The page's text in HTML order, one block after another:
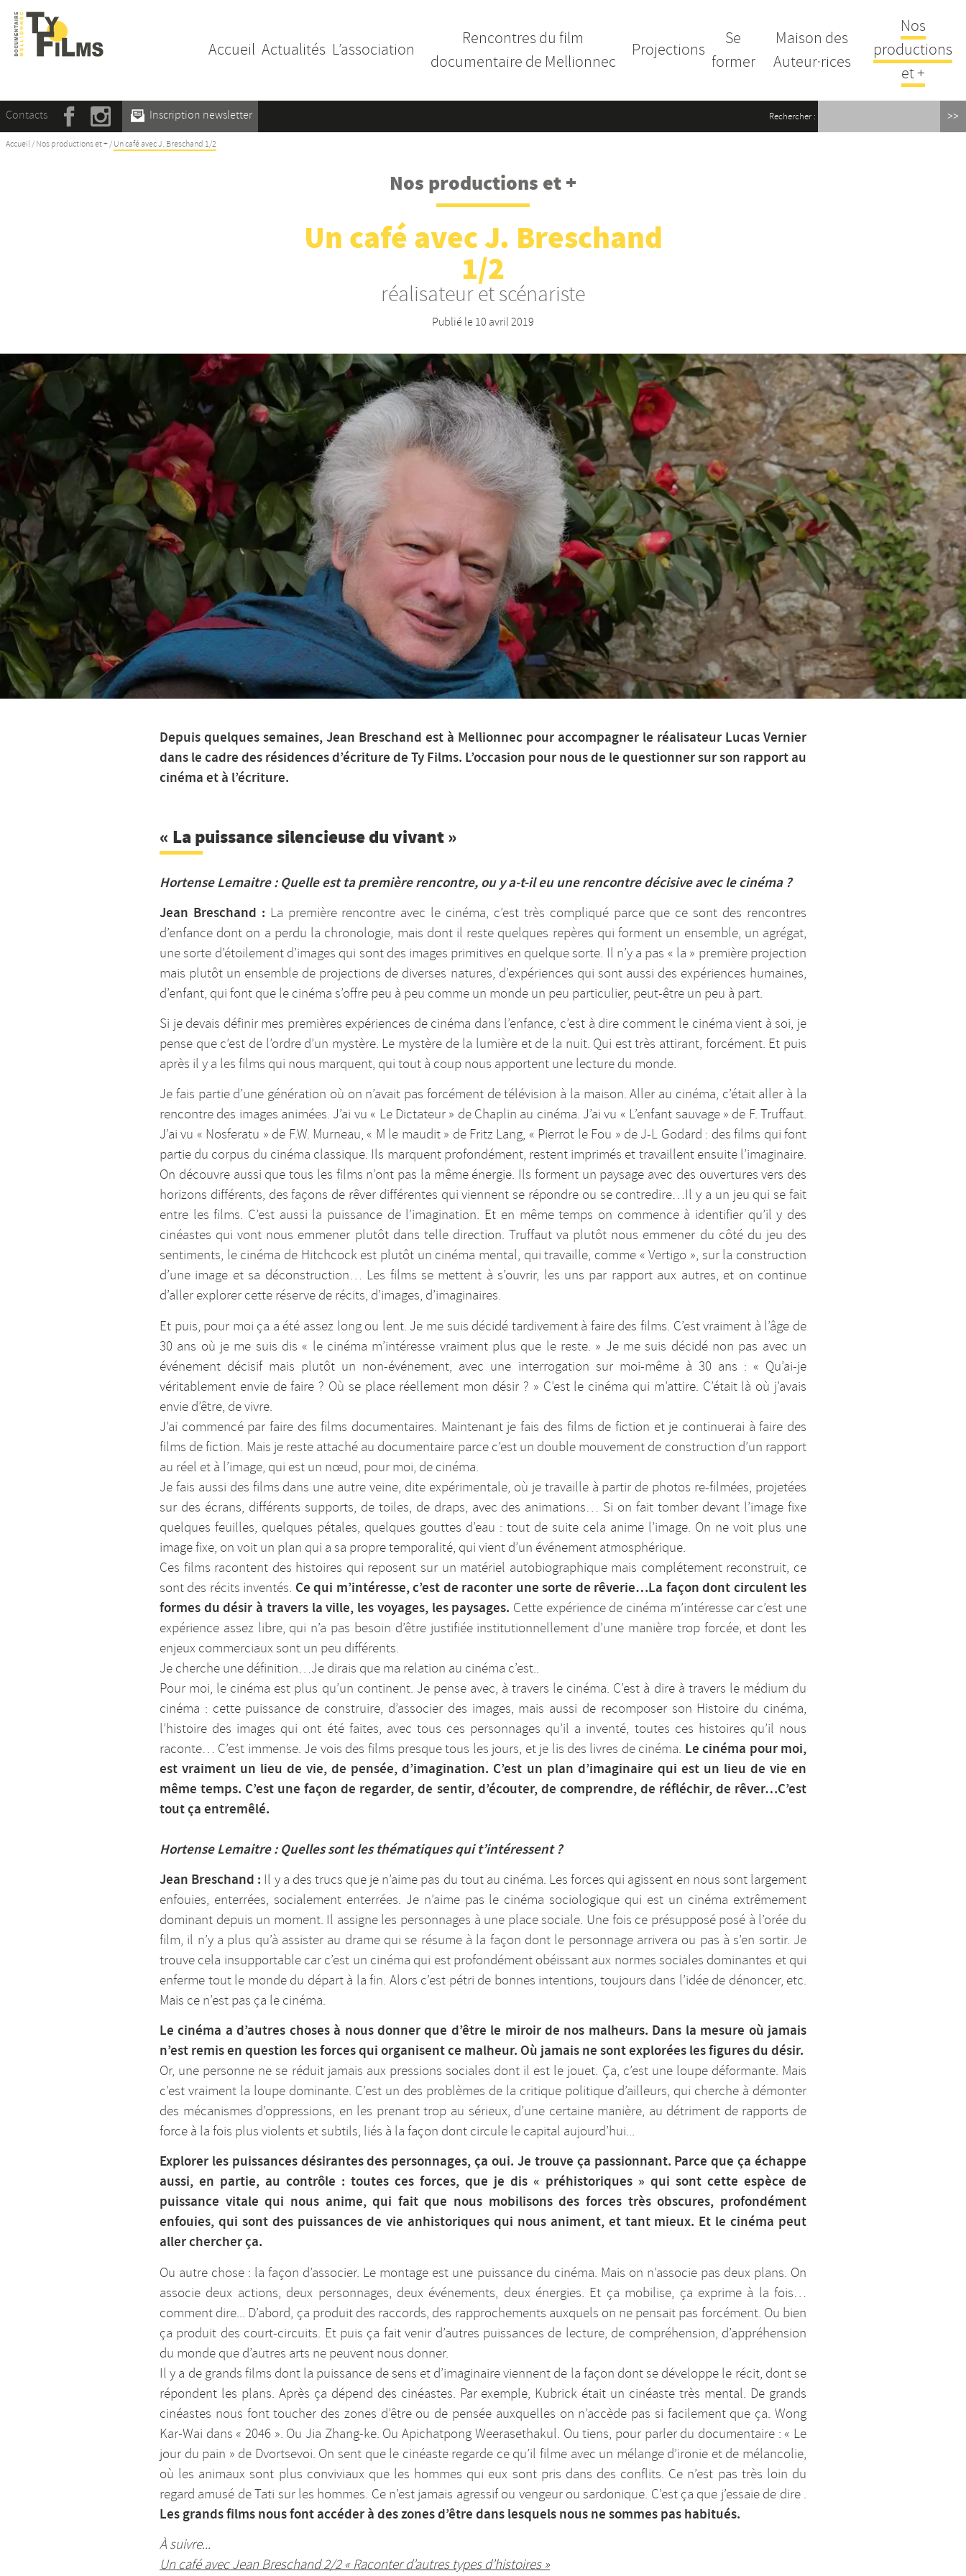
Accueil Actualités L’association
Rencontres du film
documentaire de Mellionnec
Projections
Se
former
Maison des
Auteur·rices
Nos
productions
et +
Contacts Inscription newsletter Rechercher :
Accueil / Nos productions et + / Un café avec J. Breschand 1/2
Nos productions et +
Un café avec J. Breschand
1/2
réalisateur et scénariste
Publié le 10 avril 2019
Depuis quelques semaines, Jean Breschand est à Mellionnec pour accompagner le réalisateur Lucas Vernier
dans le cadre des résidences d’écriture de Ty Films. L’occasion pour nous de le questionner sur son rapport au
cinéma et à l’écriture.
« La puissance silencieuse du vivant »
Hortense Lemaitre : Quelle est ta première rencontre, ou y a-t-il eu une rencontre décisive avec le cinéma ?
Jean Breschand : La première rencontre avec le cinéma, c’est très compliqué parce que ce sont des rencontres
d’enfance dont on a perdu la chronologie, mais dont il reste quelques repères qui forment un ensemble, un agrégat,
une sorte d’étoilement d’images qui sont des images primitives en quelque sorte. Il n’y a pas « la » première projection
mais plutôt un ensemble de projections de diverses natures, d’expériences qui sont aussi des expériences humaines,
d’enfant, qui font que le cinéma s’offre peu à peu comme un monde un peu particulier, peut-être un peu à part.
Si je devais définir mes premières expériences de cinéma dans l’enfance, c’est à dire comment le cinéma vient à soi, je
pense que c’est de l’ordre d’un mystère. Le mystère de la lumière et de la nuit. Qui est très attirant, forcément. Et puis
après il y a les films qui nous marquent, qui tout à coup nous apportent une lecture du monde.
Je fais partie d’une génération où on n’avait pas forcément de télévision à la maison. Aller au cinéma, c’était aller à la
rencontre des images animées. J’ai vu « Le Dictateur » de Chaplin au cinéma. J’ai vu « L’enfant sauvage » de F. Truffaut.
J’ai vu « Nosferatu » de F.W. Murneau, « M le maudit » de Fritz Lang, « Pierrot le Fou » de J-L Godard : des films qui font
partie du corpus du cinéma classique. Ils marquent profondément, restent imprimés et travaillent ensuite l’imaginaire.
On découvre aussi que tous les films n’ont pas la même énergie. Ils forment un paysage avec des ouvertures vers des
horizons différents, des façons de rêver différentes qui viennent se répondre ou se contredire…Il y a un jeu qui se fait
entre les films. C’est aussi la puissance de l’imagination. Et en même temps on commence à identifier qu’il y des
cinéastes qui vont nous emmener plutôt dans telle direction. Truffaut va plutôt nous emmener du côté du jeu des
sentiments, le cinéma de Hitchcock est plutôt un cinéma mental, qui travaille, comme « Vertigo », sur la construction
d’une image et sa déconstruction… Les films se mettent à s’ouvrir, les uns par rapport aux autres, et on continue
d’aller explorer cette réserve de récits, d’images, d’imaginaires.
Et puis, pour moi ça a été assez long ou lent. Je me suis décidé tardivement à faire des films. C’est vraiment à l’âge de
30 ans où je me suis dis « le cinéma m’intéresse vraiment plus que le reste. » Je me suis décidé non pas avec un
événement décisif mais plutôt un non-événement, avec une interrogation sur moi-même à 30 ans : « Qu’ai-je
véritablement envie de faire ? Où se place réellement mon désir ? » C’est le cinéma qui m’attire. C’était là où j’avais
envie d’être, de vivre.
J’ai commencé par faire des films documentaires. Maintenant je fais des films de fiction et je continuerai à faire des
films de fiction. Mais je reste attaché au documentaire parce c’est un double mouvement de construction d’un rapport
au réel et à l’image, qui est un nœud, pour moi, de cinéma.
Je fais aussi des films dans une autre veine, dite expérimentale, où je travaille à partir de photos re-filmées, projetées
sur des écrans, différents supports, de toiles, de draps, avec des animations… Si on fait tomber devant l’image fixe
quelques feuilles, quelques pétales, quelques gouttes d’eau : tout de suite cela anime l’image. On ne voit plus une
image fixe, on voit un plan qui a sa propre temporalité, qui vient d’un événement atmosphérique.
Ces films racontent des histoires qui reposent sur un matériel autobiographique mais complétement reconstruit, ce
sont des récits inventés. Ce qui m’intéresse, c’est de raconter une sorte de rêverie…La façon dont circulent les
formes du désir à travers la ville, les voyages, les paysages. Cette expérience de cinéma m’intéresse car c’est une
expérience assez libre, qui n’a pas besoin d’être justifiée institutionnellement d’une manière trop forcée, et dont les
enjeux commerciaux sont un peu différents.
Je cherche une définition…Je dirais que ma relation au cinéma c’est..
Pour moi, le cinéma est plus qu’un continent. Je pense avec, à travers le cinéma. C’est à dire à travers le médium du
cinéma : cette puissance de construire, d’associer des images, mais aussi de recomposer son Histoire du cinéma,
l’histoire des images qui ont été faites, avec tous ces personnages qu’il a inventé, toutes ces histoires qu’il nous
raconte… C’est immense. Je vois des films presque tous les jours, et je lis des livres de cinéma. Le cinéma pour moi,
est vraiment un lieu de vie, de pensée, d’imagination. C’est un plan d’imaginaire qui est un lieu de vie en
même temps. C’est une façon de regarder, de sentir, d’écouter, de comprendre, de réfléchir, de rêver…C’est
tout ça entremêlé.
Hortense Lemaitre : Quelles sont les thématiques qui t’intéressent ?
Jean Breschand : Il y a des trucs que je n’aime pas du tout au cinéma. Les forces qui agissent en nous sont largement
enfouies, enterrées, socialement enterrées. Je n’aime pas le cinéma sociologique qui est un cinéma extrêmement
dominant depuis un moment. Il assigne les personnages à une place sociale. Une fois ce présupposé posé à l’orée du
film, il n’y a plus qu’à assister au drame qui se résume à la façon dont le personnage arrivera ou pas à s’en sortir. Je
trouve cela insupportable car c’est un cinéma qui est profondément obéissant aux normes sociales dominantes et qui
enferme tout le monde du départ à la fin. Alors c’est pétri de bonnes intentions, toujours dans l’idée de dénoncer, etc.
Mais ce n’est pas ça le cinéma.
Le cinéma a d’autres choses à nous donner que d’être le miroir de nos malheurs. Dans la mesure où jamais
n’est remis en question les forces qui organisent ce malheur. Où jamais ne sont explorées les figures du désir.
Or, une personne ne se réduit jamais aux pressions sociales dont il est le jouet. Ça, c’est une loupe déformante. Mais
c’est vraiment la loupe dominante. C’est un des problèmes de la critique politique d’ailleurs, qui cherche à démonter
des mécanismes d’oppressions, en les prenant trop au sérieux, d’une certaine manière, au détriment de rapports de
force à la fois plus violents et subtils, liés à la façon dont circule le capital aujourd’hui...
Explorer les puissances désirantes des personnages, ça oui. Je trouve ça passionnant. Parce que ça échappe
aussi, en partie, au contrôle : toutes ces forces, que je dis « préhistoriques » qui sont cette espèce de
puissance vitale qui nous anime, qui fait que nous mobilisons des forces très obscures, profondément
enfouies, qui sont des puissances de vie anhistoriques qui nous animent, et tant mieux. Et le cinéma peut
aller chercher ça.
Ou autre chose : la façon d’associer. Le montage est une puissance du cinéma. Mais on n’associe pas deux plans. On
associe deux actions, deux personnages, deux événements, deux énergies. Et ça mobilise, ça exprime à la fois…
comment dire... D’abord, ça produit des raccords, des rapprochements auxquels on ne pensait pas forcément. Ou bien
ça produit des court-circuits. Et puis ça fait venir d’autres puissances de lecture, de compréhension, d’appréhension
du monde que d’autres arts ne peuvent nous donner.
Il y a de grands films dont la puissance de sens et d’imaginaire viennent de la façon dont se développe le récit, dont se
répondent les plans. Après ça dépend des cinéastes. Par exemple, Kubrick était un cinéaste très mental. De grands
cinéastes nous font toucher des zones d’être ou de pensée auxquelles on n’accède pas si facilement que ça. Wong
Kar-Wai dans « 2046 ». Ou Jia Zhang-ke. Ou Apichatpong Weerasethakul. Ou tiens, pour parler du documentaire : « Le
jour du pain » de Dvortsevoi. On sent que le cinéaste regarde ce qu’il filme avec un mélange d’ironie et de mélancolie,
où les animaux sont plus conviviaux que les hommes qui eux sont pris dans des conflits. Ce n’est pas très loin du
regard amusé de Tati sur les hommes. Ce n’est jamais agressif ou vengeur ou sardonique. C’est ça que j’essaie de dire .
Les grands films nous font accéder à des zones d’être dans lesquels nous ne sommes pas habitués.
À suivre...
Un café avec Jean Breschand 2/2 « Raconter d’autres types d’histoires »